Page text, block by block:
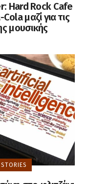
Hard Rock Cafe
μαζί για τις
μουσικής